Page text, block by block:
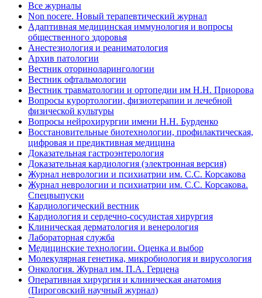
Все журналы
Non nocere. Новый терапевтический журнал
Адаптивная медицинская иммунология и вопросы
общественного здоровья
Анестезиология и реаниматология
Архив патологии
Вестник оториноларингологии
Вестник офтальмологии
Вестник травматологии и ортопедии им Н.Н. Приорова
Вопросы курортологии, физиотерапии и лечебной
физической культуры
Вопросы нейрохирургии имени Н.Н. Бурденко
Восстановительные биотехнологии, профилактическая,
цифровая и предиктивная медицина
Доказательная гастроэнтерология
Доказательная кардиология (электронная версия)
Журнал неврологии и психиатрии им. С.С. Корсакова
Журнал неврологии и психиатрии им. С.С. Корсакова.
Спецвыпуски
Кардиологический вестник
Кардиология и сердечно-сосудистая хирургия
Клиническая дерматология и венерология
Лабораторная служба
Медицинские технологии. Оценка и выбор
Молекулярная генетика, микробиология и вирусология
Онкология. Журнал им. П.А. Герцена
Оперативная хирургия и клиническая анатомия
(Пироговский научный журнал)